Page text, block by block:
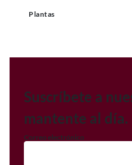
Plantas
Suscríbete a
mantente al día.
Correo electrónico